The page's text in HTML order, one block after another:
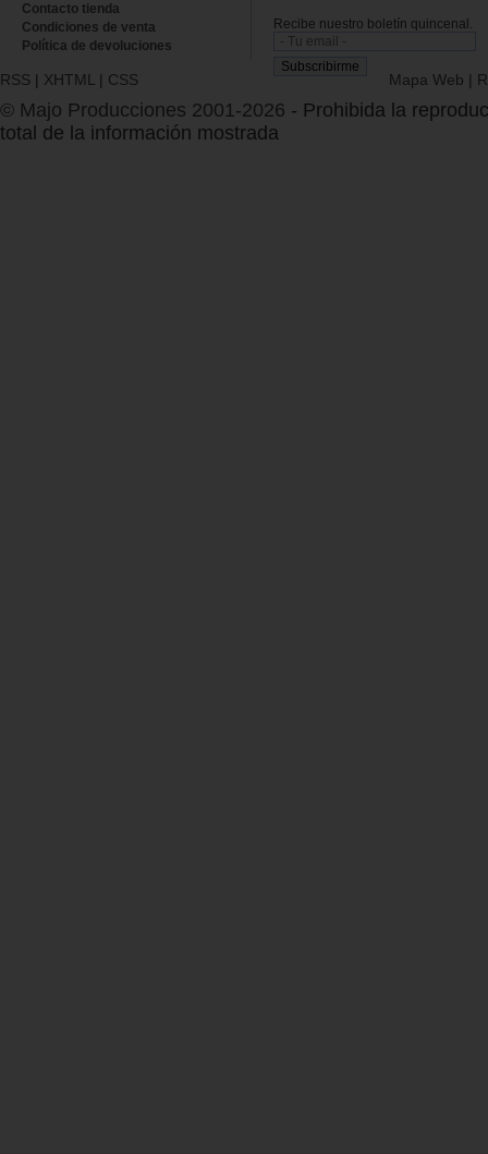
Contacto tienda
Condiciones de venta
Política de devoluciones
Recibe nuestro boletín quincenal.
RSS | XHTML | CSS Mapa Web |
© Majo Producciones 2001-2026 - Prohibida la
total de la información mostrada